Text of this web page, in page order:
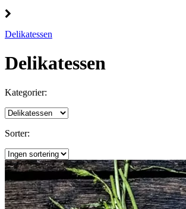
Delikatessen
Delikatessen
Kategorier:
Sorter: